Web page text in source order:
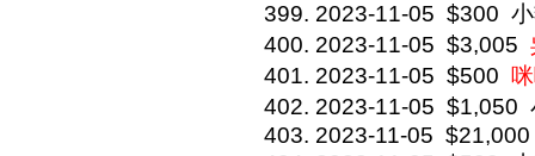
2023-11-05 $300
2023-11-05 $3,005
2023-11-05 $500
2023-11-05 $1,050
2023-11-05 $21,000